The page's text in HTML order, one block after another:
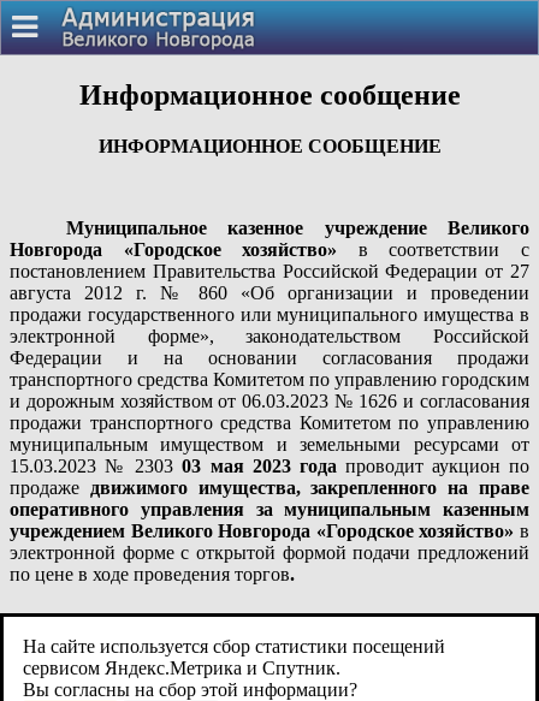
Информационное сообщение
ИНФОРМАЦИОННОЕ СООБЩЕНИЕ
Муниципальное казенное учреждение Великого
Новгорода «Городское хозяйство» в соответствии с
постановлением Правительства Российской Федерации от 27
августа 2012 г. № 860 «Об организации и проведении
продажи государственного или муниципального имущества в
электронной форме», законодательством Российской
Федерации и на основании согласования продажи
транспортного средства Комитетом по управлению городским
и дорожным хозяйством от 06.03.2023 № 1626 и согласования
продажи транспортного средства Комитетом по управлению
муниципальным имуществом и земельными ресурсами от
15.03.2023 № 230303 мая 2023 года проводит аукцион по
продаже движимого имущества, закрепленного на праве
оперативного управления за
муниципальным казенным
учреждением Великого Новгорода «Городское хозяйство» в
электронной формес открытой формой подачи предложений
по цене в ходе проведения торгов.
Лот 1.
На сайте используется сбор статистики посещений
сервисом Яндекс.Метрика и Спутник.
Вы согласны на сбор этой информации?